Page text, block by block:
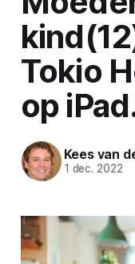
Tokio
op
Kees van
1 dec. 2022